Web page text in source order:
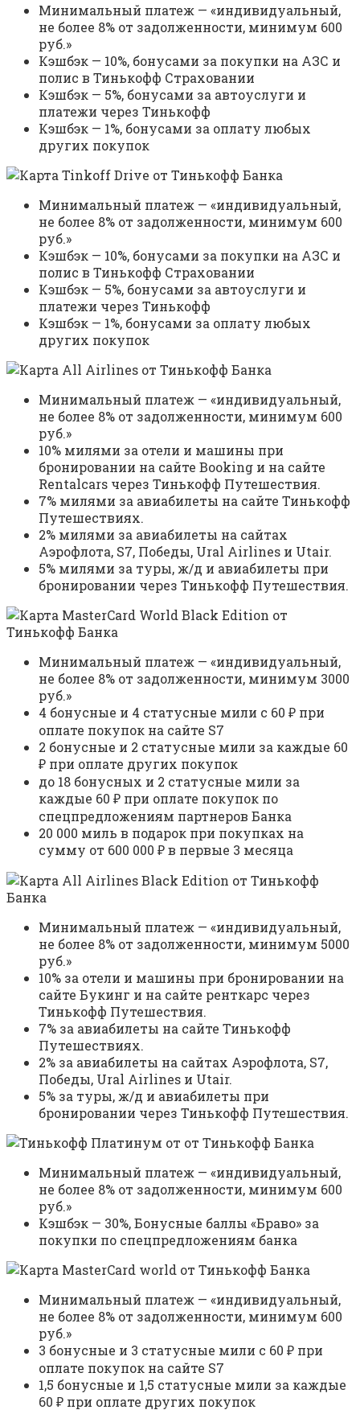
Минимальный платеж — «индивидуальный,
не более 8% от задолженности, минимум 600
руб.»
Кэшбэк — 10%, бонусами за покупки на АЗС и
полис в Тинькофф Страховании
Кэшбэк — 5%, бонусами за автоуслуги и
платежи через Тинькофф
Кэшбэк — 1%, бонусами за оплату любых
других покупок
Минимальный платеж — «индивидуальный,
не более 8% от задолженности, минимум 600
руб.»
Кэшбэк — 10%, бонусами за покупки на АЗС и
полис в Тинькофф Страховании
Кэшбэк — 5%, бонусами за автоуслуги и
платежи через Тинькофф
Кэшбэк — 1%, бонусами за оплату любых
других покупок
Минимальный платеж — «индивидуальный,
не более 8% от задолженности, минимум 600
руб.»
10% милями за отели и машины при
бронировании на сайте Booking и на сайте
Rentalcars через Тинькофф Путешествия.
7% милями за авиабилеты на сайте Тинькофф
Путешествиях.
2% милями за авиабилеты на сайтах
Аэрофлота, S7, Победы, Ural Airlines и Utair.
5% милями за туры, ж/д и авиабилеты при
бронировании через Тинькофф Путешествия.
Минимальный платеж — «индивидуальный,
не более 8% от задолженности, минимум 3000
руб.»
4 бонусные и 4 статусные мили с 60 ₽ при
оплате покупок на сайте S7
2 бонусные и 2 статусные мили за каждые 60
₽ при оплате других покупок
до 18 бонусных и 2 статусные мили за
каждые 60 ₽ при оплате покупок по
спецпредложениям партнеров Банка
20 000 миль в подарок при покупках на
сумму от 600 000 ₽ в первые 3 месяца
Минимальный платеж — «индивидуальный,
не более 8% от задолженности, минимум 5000
руб.»
10% за отели и машины при бронировании на
сайте Букинг и на сайте ренткарс через
Тинькофф Путешествия.
7% за авиабилеты на сайте Тинькофф
Путешествиях.
2% за авиабилеты на сайтах Аэрофлота, S7,
Победы, Ural Airlines и Utair.
5% за туры, ж/д и авиабилеты при
бронировании через Тинькофф Путешествия.
Минимальный платеж — «индивидуальный,
не более 8% от задолженности, минимум 600
руб.»
Кэшбэк — 30%, Бонусные баллы «Браво» за
покупки по спецпредложениям банка
Минимальный платеж — «индивидуальный,
не более 8% от задолженности, минимум 600
руб.»
3 бонусные и 3 статусные мили с 60 ₽ при
оплате покупок на сайте S7
1,5 бонусные и 1,5 статусные мили за каждые
60 ₽ при оплате других покупок